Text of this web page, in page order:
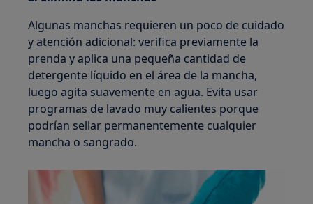
Algunas manchas requieren un poco de cuidado
y atención adicional: verifica previamente la
prenda y aplica una pequeña cantidad de
detergente líquido en el área de la mancha,
luego agita suavemente en agua. Evita usar
programas de lavado muy calientes porque
podrían sellar permanentemente cualquier
mancha o sangrado.